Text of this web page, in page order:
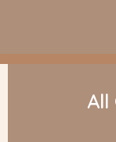
All